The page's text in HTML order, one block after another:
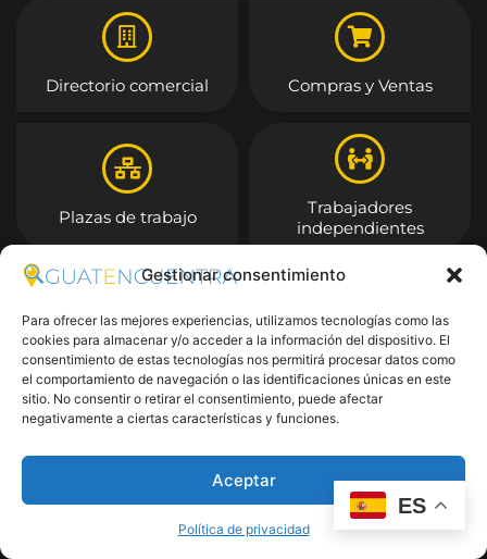
Gestionar consentimiento
Para ofrecer las mejores experiencias, utilizamos tecnologías como las
cookies para almacenar y/o acceder a la información del dispositivo. El
consentimiento de estas tecnologías nos permitirá procesar datos como
el comportamiento de navegación o las identificaciones únicas en este
sitio. No consentir o retirar el consentimiento, puede afectar
negativamente a ciertas características y funciones.
Aceptar
Política de privacidad
Directorio comercial Compras y Ventas
Plazas de trabajo
Trabajadores
independientes
Entrar
ES